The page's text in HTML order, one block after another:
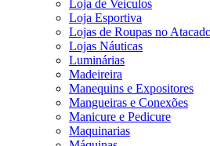
Loja de Veículos
Loja Esportiva
Lojas de Roupas no
Lojas Náuticas
Luminárias
Madeireira
Manequins e Expositores
Mangueiras e Conexões
Manicure e Pedicure
Maquinarias